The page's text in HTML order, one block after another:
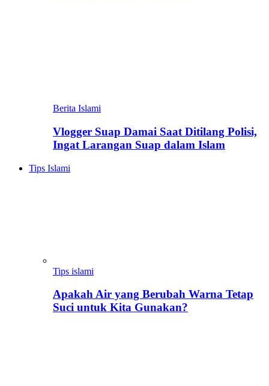
Berita Islami
Vlogger Suap Damai Saat Ditilang Polisi,
Ingat Larangan Suap dalam Islam
Tips Islami
Tips islami
Apakah Air yang Berubah Warna Tetap
Suci untuk Kita Gunakan?